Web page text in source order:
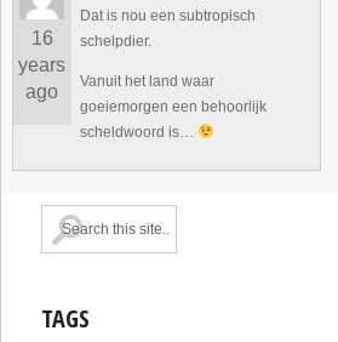
16
years
ago
Dat is nou een subtropisch
schelpdier.
Vanuit het land waar
goeiemorgen een behoorlijk
scheldwoord is…
TAGS